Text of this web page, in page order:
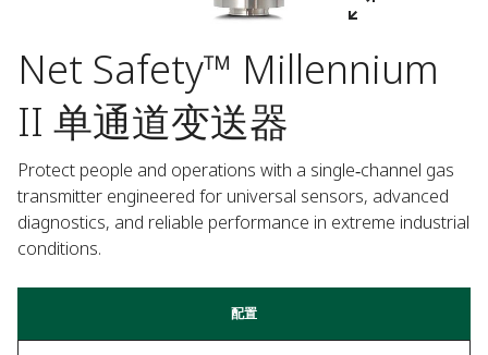
Net Safety™ Millennium
II 单通道变送器
Protect people and operations with a single‑channel gas
transmitter engineered for universal sensors, advanced
diagnostics, and reliable performance in extreme industrial
conditions.
配置